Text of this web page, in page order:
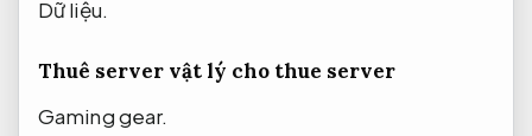
Dữ liệu.
Thuê server vật lý cho thue server
Gaming gear.